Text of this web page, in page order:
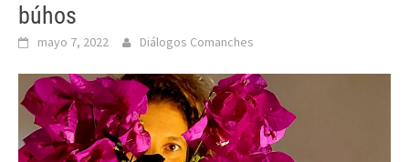
búhos
mayo 7, 2022 Diálogos Comanches